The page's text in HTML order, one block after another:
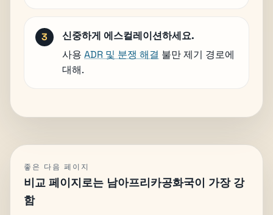
신중하게 에스컬레이션하세요.
사용 ADR 및 분쟁 해결 불만 제기 경로에
대해.
좋은 다음 페이지
비교 페이지로는 남아프리카공화국이 가장 강
함